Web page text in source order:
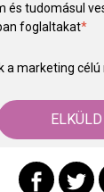
és tudomásul
foglaltakat*
a marketing